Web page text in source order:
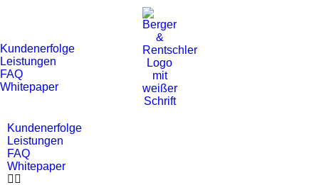
Kundenerfolge
Leistungen
FAQ
Whitepaper
Kundenerfolge
Leistungen
FAQ
Whitepaper